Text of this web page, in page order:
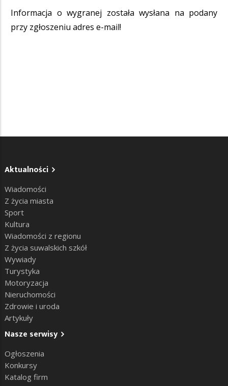
Informacja o wygranej została wysłana na podany
przy zgłoszeniu adres e-mail!
Aktualności
Wiadomości
Z życia miasta
Sport
Kultura
Wiadomości z regionu
Z życia suwalskich szkół
Wywiady
Turystyka
Motoryzacja
Nieruchomości
Zdrowie i uroda
Artykuły
Nasze serwisy
Ogłoszenia
Konkursy
Katalog firm